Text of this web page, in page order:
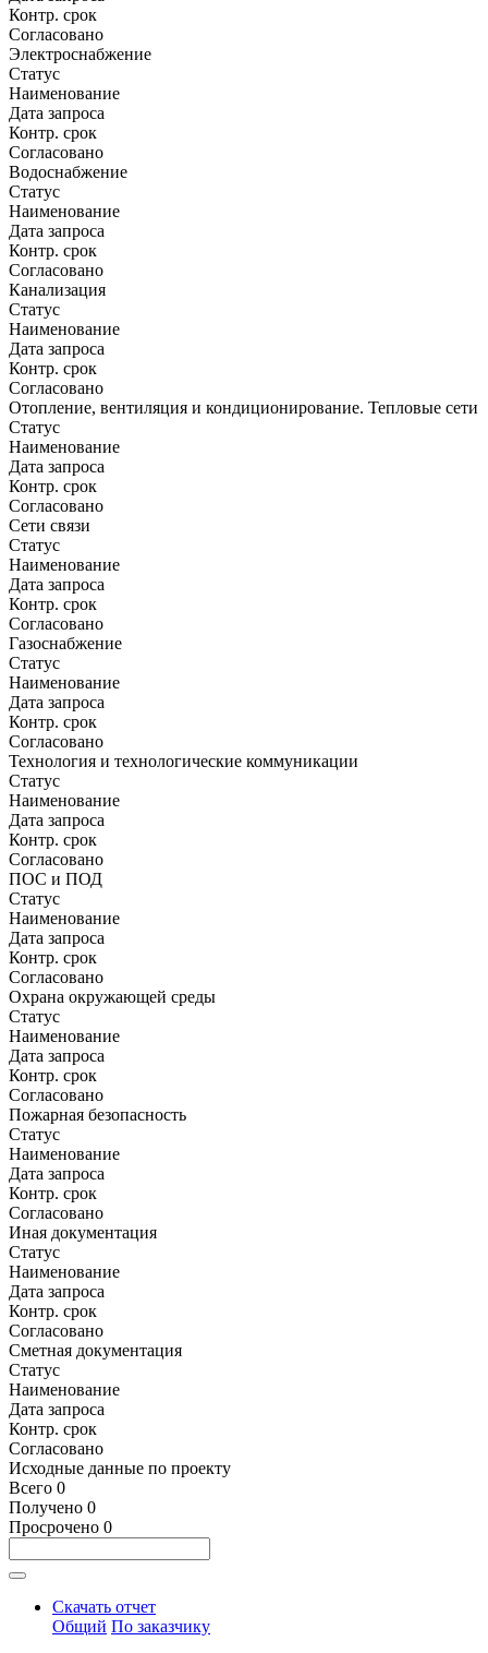
Контр. срок
Согласовано
Электроснабжение
Статус
Наименование
Дата запроса
Контр. срок
Согласовано
Водоснабжение
Статус
Наименование
Дата запроса
Контр. срок
Согласовано
Канализация
Статус
Наименование
Дата запроса
Контр. срок
Согласовано
Отопление, вентиляция и кондиционирование. Тепловые сети
Статус
Наименование
Дата запроса
Контр. срок
Согласовано
Сети связи
Статус
Наименование
Дата запроса
Контр. срок
Согласовано
Газоснабжение
Статус
Наименование
Дата запроса
Контр. срок
Согласовано
Технология и технологические коммуникации
Статус
Наименование
Дата запроса
Контр. срок
Согласовано
ПОС и ПОД
Статус
Наименование
Дата запроса
Контр. срок
Согласовано
Охрана окружающей среды
Статус
Наименование
Дата запроса
Контр. срок
Согласовано
Пожарная безопасность
Статус
Наименование
Дата запроса
Контр. срок
Согласовано
Иная документация
Статус
Наименование
Дата запроса
Контр. срок
Согласовано
Сметная документация
Статус
Наименование
Дата запроса
Контр. срок
Согласовано
Исходные данные по проекту
Всего 0
Получено 0
Просрочено 0
Скачать отчет
Общий По заказчику